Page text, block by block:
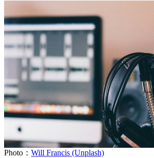
Photo： Will Francis (Unplash)